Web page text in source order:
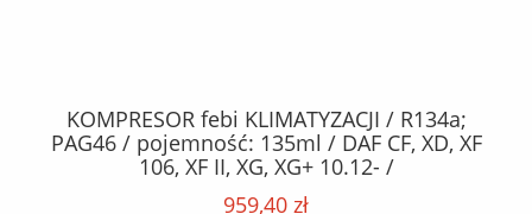
KOMPRESOR febi KLIMATYZACJI / R134a;
PAG46 / pojemność: 135ml / DAF CF, XD, XF
106, XF II, XG, XG+ 10.12- /
959,40 zł